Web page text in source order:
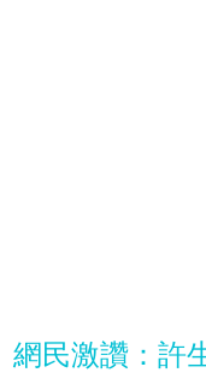
網民激讚：許